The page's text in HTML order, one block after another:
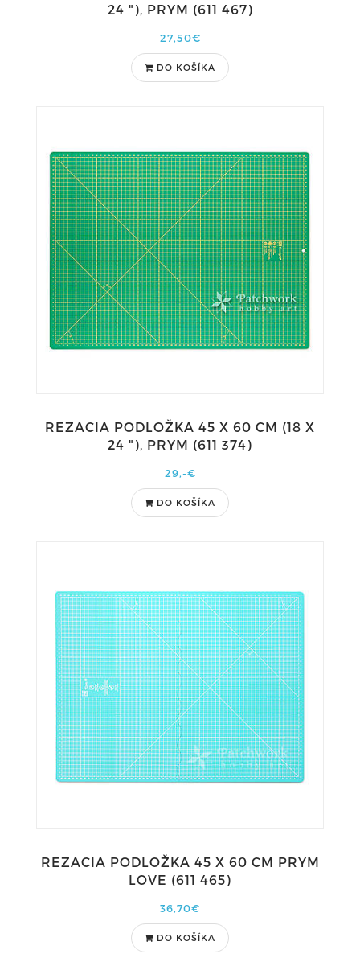
24 "), PRYM (611 467)
27,50€
DO KOŠÍKA
REZACIA PODLOŽKA 45 X 60 CM (18 X
24 "), PRYM (611 374)
29,-€
DO KOŠÍKA
REZACIA PODLOŽKA 45 X 60 CM PRYM
LOVE (611 465)
36,70€
DO KOŠÍKA